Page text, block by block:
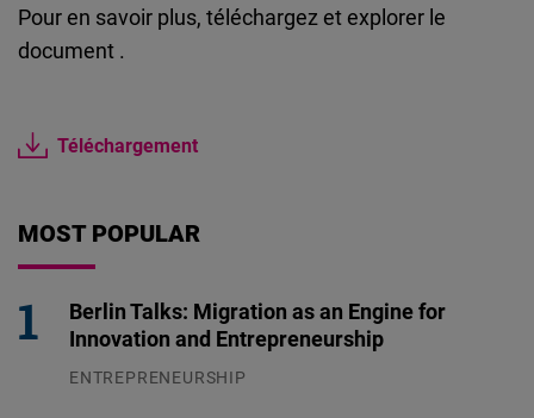
Pour en savoir plus, téléchargez et explorer le
document .
Téléchargement
MOST POPULAR
Berlin Talks: Migration as an Engine for
Innovation and Entrepreneurship
ENTREPRENEURSHIP
D.Vinci
Typeform